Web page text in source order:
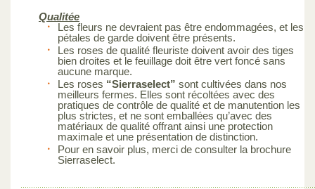
Qualitée
Les fleurs ne devraient pas être endommagées, et les
pétales de garde doivent être présents.
Les roses de qualité fleuriste doivent avoir des tiges
bien droites et le feuillage doit être vert foncé sans
aucune marque.
Les roses “Sierraselect” sont cultivées dans nos
meilleurs fermes. Elles sont récoltées avec des
pratiques de contrôle de qualité et de manutention les
plus strictes, et ne sont emballées qu’avec des
matériaux de qualité offrant ainsi une protection
maximale et une présentation de distinction.
Pour en savoir plus, merci de consulter la brochure
Sierraselect.